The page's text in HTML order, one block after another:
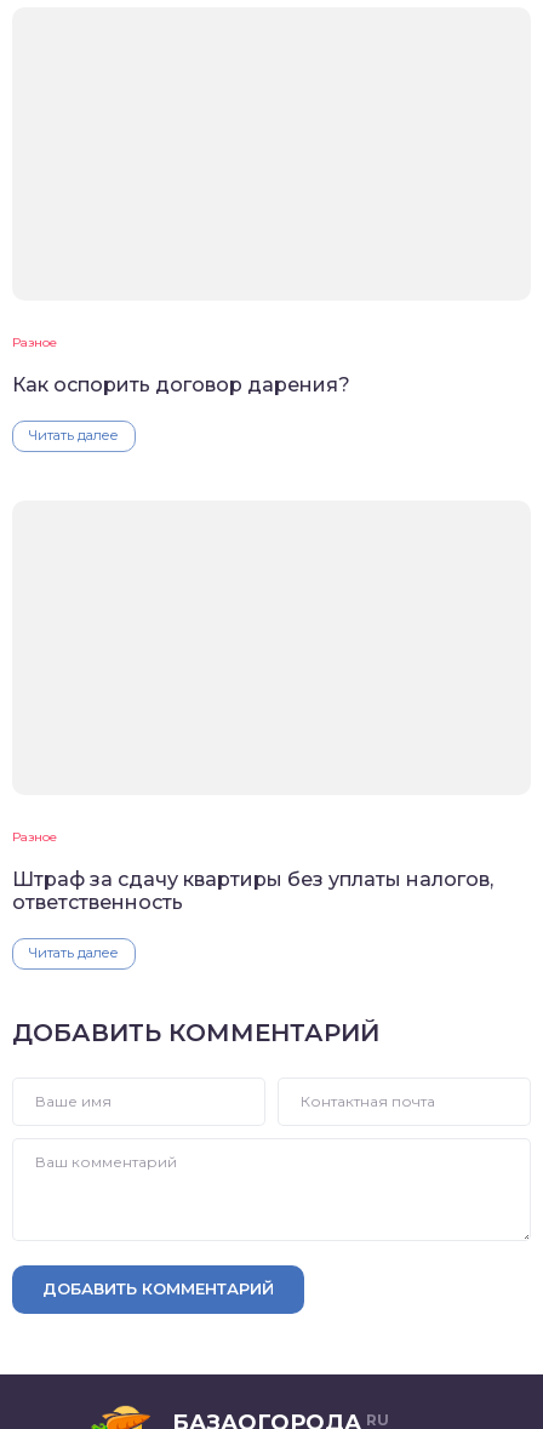
Разное
Как оспорить договор дарения?
Читать далее
Разное
Штраф за сдачу квартиры без уплаты налогов,
ответственность
Читать далее
ДОБАВИТЬ КОММЕНТАРИЙ
ДОБАВИТЬ КОММЕНТАРИЙ
БАЗАОГОРОДА RU